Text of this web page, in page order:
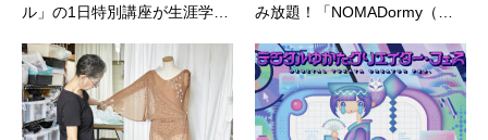
ル」の1日特別講座が生涯学…
み放題！「NOMADormy（…